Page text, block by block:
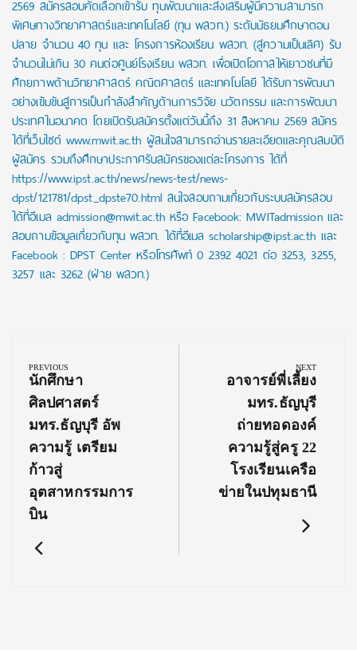
2569 สมัครสอบคัดเลือกเข้ารับ ทุนพัฒนาและส่งเสริมผู้มีความสามารถ
พิเศษทางวิทยาศาสตร์และเทคโนโลยี (ทุน พสวท.) ระดับมัธยมศึกษาตอน
ปลาย จำนวน 40 ทุน และ โครงการห้องเรียน พสวท. (สู่ความเป็นเลิศ) รับ
จำนวนไม่เกิน 30 คนต่อศูนย์โรงเรียน พสวท. เพื่อเปิดโอกาสให้เยาวชนที่มี
ศักยภาพด้านวิทยาศาสตร์ คณิตศาสตร์ และเทคโนโลยี ได้รับการพัฒนา
อย่างเข้มข้นสู่การเป็นกำลังสำคัญด้านการวิจัย นวัตกรรม และการพัฒนา
ประเทศในอนาคต โดยเปิดรับสมัครตั้งแต่วันนี้ถึง 31 สิงหาคม 2569 สมัคร
ได้ที่เว็บไซต์ www.mwit.ac.th ผู้สนใจสามารถอ่านรายละเอียดและคุณสมบัติ
ผู้สมัคร รวมถึงศึกษาประกาศรับสมัครของแต่ละโครงการ ได้ที่
https://www.ipst.ac.th/news/news-test/news-
dpst/121781/dpst_dpste70.html สนใจสอบถามเกี่ยวกับระบบสมัครสอบ
ได้ที่อีเมล admission@mwit.ac.th หรือ Facebook: MWITadmission และ
สอบถามข้อมูลเกี่ยวกับทุน พสวท. ได้ที่อีเมล scholarship@ipst.ac.th และ
Facebook : DPST Center หรือโทรศัพท์ 0 2392 4021 ต่อ 3253, 3255,
3257 และ 3262 (ฝ่าย พสวท.)
navigation
PREVIOUS
Previous
Post:
นักศึกษา
ศิลปศาสตร์
มทร.ธัญบุรี อัพ
ความรู้ เตรียม
ก้าวสู่
อุตสาหกรรมการ
บิน
NEXT
Next
Post:
อาจารย์พี่เลี้ยง
มทร.ธัญบุรี
ถ่ายทอดองค์
ความรู้สู่ครู 22
โรงเรียนเครือ
ข่ายในปทุมธานี